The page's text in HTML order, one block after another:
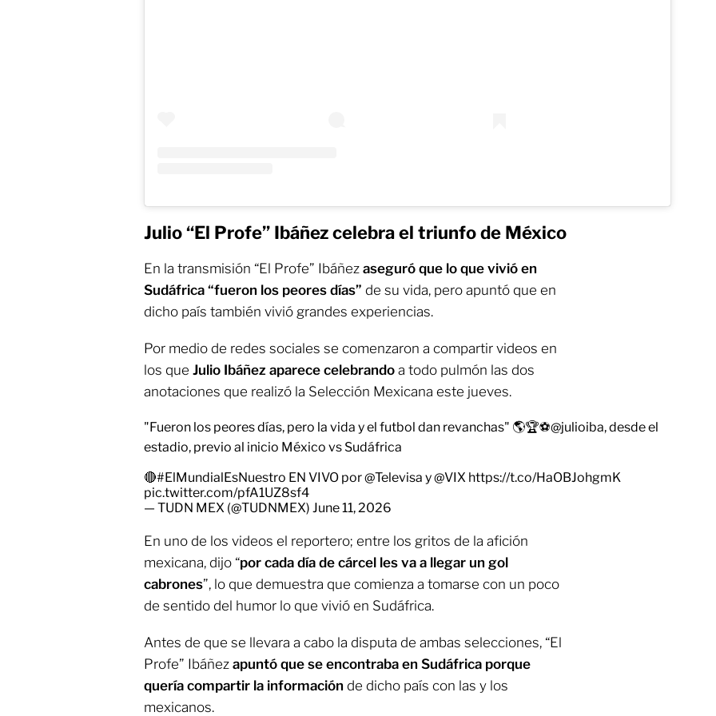
Julio “El Profe” Ibáñez celebra el triunfo de México
En la transmisión “El Profe” Ibáñez aseguró que lo que vivió en
Sudáfrica “fueron los peores días” de su vida, pero apuntó que en
dicho país también vivió grandes experiencias.
Por medio de redes sociales se comenzaron a compartir videos en
los que Julio Ibáñez aparece celebrando a todo pulmón las dos
anotaciones que realizó la Selección Mexicana este jueves.
"Fueron los peores días, pero la vida y el futbol dan revanchas" 🌎🏆⚽@julioiba, desde el
estadio, previo al inicio México vs Sudáfrica
🔴#ElMundialEsNuestro EN VIVO por@Televisa y@VIX https://t.co/HaOBJohgmK
pic.twitter.com/pfA1UZ8sf4
— TUDN MEX (@TUDNMEX) June 11, 2026
En uno de los videos el reportero; entre los gritos de la afición
mexicana, dijo “por cada día de cárcel les va a llegar un gol
cabrones”, lo que demuestra que comienza a tomarse con un poco
de sentido del humor lo que vivió en Sudáfrica.
Antes de que se llevara a cabo la disputa de ambas selecciones, “El
Profe” Ibáñez apuntó que se encontraba en Sudáfrica porque
quería compartir la información de dicho país con las y los
mexicanos.